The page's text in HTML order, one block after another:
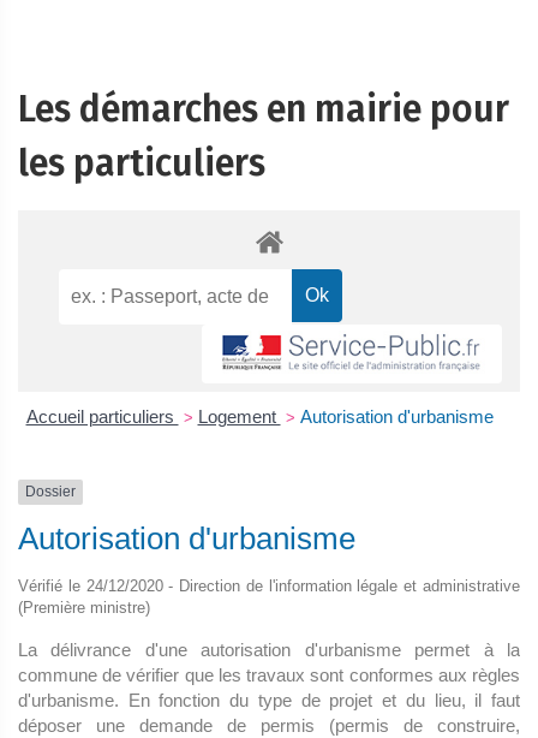
Les démarches en mairie pour
les particuliers
Accueil particuliers > Logement > Autorisation d'urbanisme
Dossier
Autorisation d'urbanisme
Vérifié le 24/12/2020 - Direction de l'information légale et administrative
(Première ministre)
La délivrance d'une autorisation d'urbanisme permet à la
commune de vérifier que les travaux sont conformes aux règles
d'urbanisme. En fonction du type de projet et du lieu, il faut
déposer une demande de permis (permis de construire,